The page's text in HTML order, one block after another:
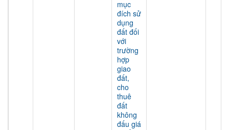
mục
đích sử
dụng
đất đối
với
trường
hợp
giao
đất,
cho
thuê
đất
không
đấu giá